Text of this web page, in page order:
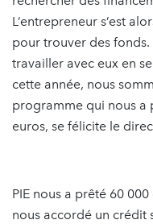
L’entrepreneur s’est
pour trouver des fonds.
travailler avec eux en
cette année, nous
programme qui nous a
euros, se félicite le
PIE nous a prêté 60
nous accordé un crédit